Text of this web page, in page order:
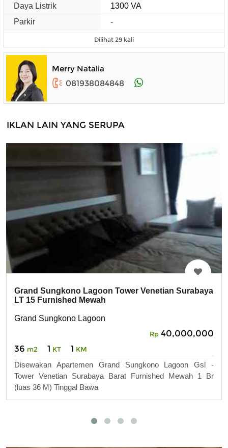
Daya Listrik
1300 VA
Parkir
-
Dilihat 29 kali
Merry Natalia
081938084848
IKLAN LAIN YANG SERUPA
Grand Sungkono Lagoon Tower Venetian Surabaya
LT 15 Furnished Mewah
Grand Sungkono Lagoon
Rp 40,000,000
36 m2 1 KT 1 KM
Disewakan Apartemen Grand Sungkono Lagoon Gsl -
Tower Venetian Surabaya Barat Furnished Mewah 1 Br
(luas 36 M) Tinggal Bawa